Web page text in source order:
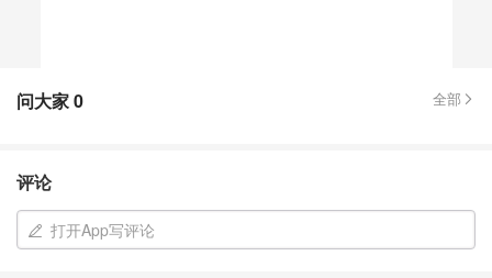
问大家0 全部
评论
打开App写评论